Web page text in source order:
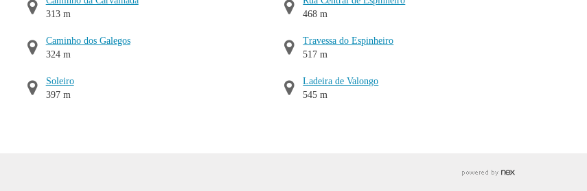
313 m
Caminho dos Galegos
324 m
Soleiro
397 m
468 m
Travessa do Espinheiro
517 m
Ladeira de Valongo
545 m